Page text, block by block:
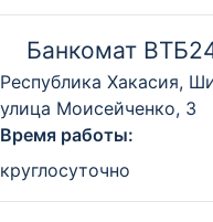
Банкомат
Республика Хакасия,
улица Моисейченко, 3
Время работы:
круглосуточно